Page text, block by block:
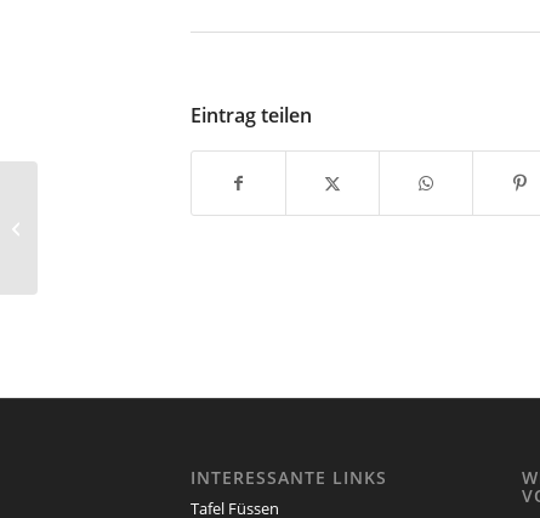
Eintrag teilen
INTERESSANTE LINKS
Tafel Füssen